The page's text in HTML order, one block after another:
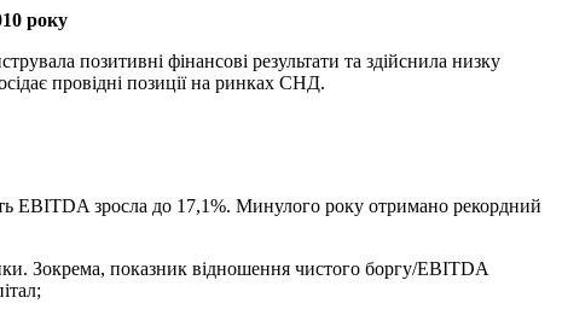
року
позитивні фінансові результати та здійснила низку
провідні позиції на ринках СНД.
EBITDA зросла до 17,1%. Минулого року отримано рекордний
Зокрема, показник відношення чистого боргу/EBITDA